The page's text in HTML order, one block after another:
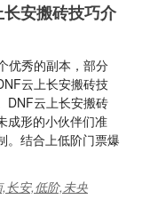
长安搬砖技巧介
优秀的副本，部分
云上长安搬砖技
DNF云上长安搬砖
成形的小伙伴们准
。结合上低阶门票爆
长安,低阶,未央